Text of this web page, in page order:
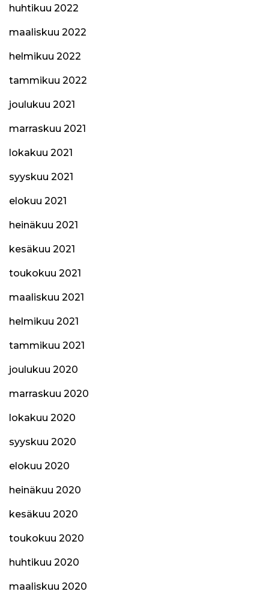
huhtikuu 2022
maaliskuu 2022
helmikuu 2022
tammikuu 2022
joulukuu 2021
marraskuu 2021
lokakuu 2021
syyskuu 2021
elokuu 2021
heinäkuu 2021
kesäkuu 2021
toukokuu 2021
maaliskuu 2021
helmikuu 2021
tammikuu 2021
joulukuu 2020
marraskuu 2020
lokakuu 2020
syyskuu 2020
elokuu 2020
heinäkuu 2020
kesäkuu 2020
toukokuu 2020
huhtikuu 2020
maaliskuu 2020